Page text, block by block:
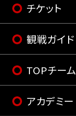
チケット
観戦ガイド
TOPチーム
アカデミー